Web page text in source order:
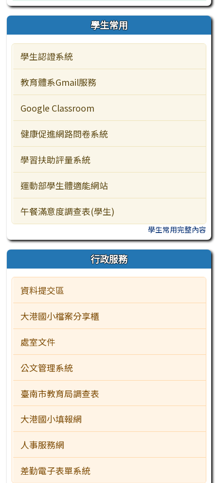
學生常用
教師常用
主題網站
教學資源
行政服務
訪客常用
行事曆
檔案下載
行事曆
校園公告
檔案下載
行事曆
業務職掌
校園公告
檔案下載
學生常用
學生認證系統
教育體系Gmail服務
Google Classroom
健康促進網路問卷系統
學習扶助評量系統
運動部學生體適能網站
午餐滿意度調查表(學生)
學生常用完整內容
行政服務
資料提交區
大港國小檔案分享櫃
處室文件
公文管理系統
臺南市教育局調查表
大港國小填報網
人事服務網
差勤電子表單系統